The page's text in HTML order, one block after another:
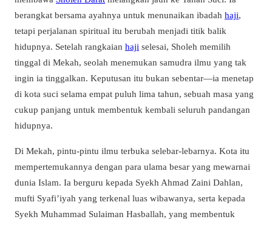
berangkat bersama ayahnya untuk menunaikan ibadah haji,
tetapi perjalanan spiritual itu berubah menjadi titik balik
hidupnya. Setelah rangkaian haji selesai, Sholeh memilih
tinggal di Mekah, seolah menemukan samudra ilmu yang tak
ingin ia tinggalkan. Keputusan itu bukan sebentar—ia menetap
di kota suci selama empat puluh lima tahun, sebuah masa yang
cukup panjang untuk membentuk kembali seluruh pandangan
hidupnya.
Di Mekah, pintu-pintu ilmu terbuka selebar-lebarnya. Kota itu
mempertemukannya dengan para ulama besar yang mewarnai
dunia Islam. Ia berguru kepada Syekh Ahmad Zaini Dahlan,
mufti Syafi’iyah yang terkenal luas wibawanya, serta kepada
Syekh Muhammad Sulaiman Hasballah, yang membentuk